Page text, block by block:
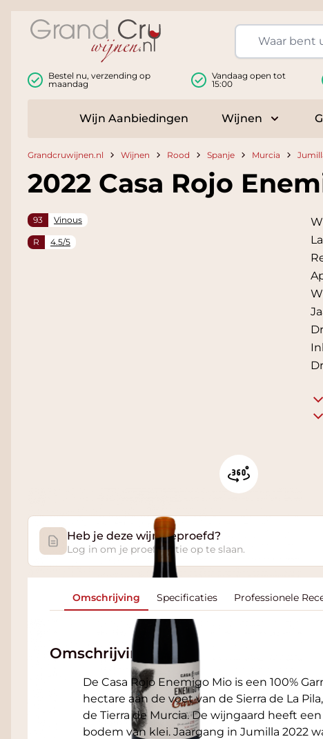
Bestel nu, verzending op
maandag
Vandaag open tot
15:00
Wijn Aanbiedingen Wijnen
Toggle
Grandcruwijnen.nl Wijnen Rood Spanje Murcia
2022 Casa Rojo
93 Vinous
R 4.5/5
Heb je deze wijn geproefd?
Log in om je proefnotitie op te slaan.
Omschrijving Specificaties Professionele
Omschrijving
De Casa Rojo Enemigo Mio is een 100%
hectare aan de voet van de Sierra de La
de Tierra de Murcia. De wijngaard heeft
bodem van klei. Jaargang in Jumilla 2022